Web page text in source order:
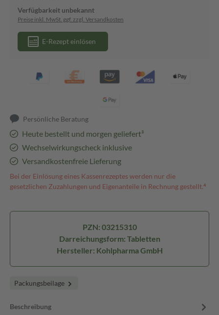
Verfügbarkeit unbekannt
Preise inkl. MwSt. ggf. zzgl. Versandkosten
E-Rezept einlösen
Persönliche Beratung
Heute bestellt und morgen geliefert³
Wechselwirkungscheck inklusive
Versandkostenfreie Lieferung
Bei der Einlösung eines Kassenrezeptes werden nur die
gesetzlichen Zuzahlungen und Eigenanteile in Rechnung gestellt.⁴
PZN: 03215310
Darreichungsform: Tabletten
Hersteller: Kohlpharma GmbH
Packungsbeilage
Beschreibung